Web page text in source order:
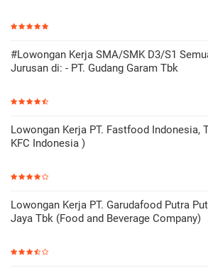
#Lowongan Kerja SMA/SMK D3/S1
Jurusan di: - PT. Gudang Garam Tbk
Lowongan Kerja PT. Fastfood Indonesia,
KFC Indonesia )
Lowongan Kerja PT. Garudafood Putra
Jaya Tbk (Food and Beverage Company)